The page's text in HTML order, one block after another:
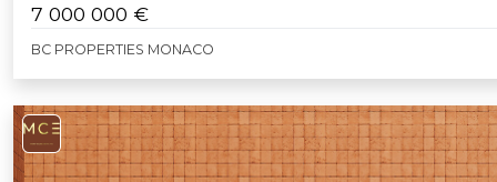
7 000 000 €
BC PROPERTIES MONACO